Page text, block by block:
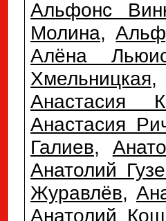
Альфонс
Молина,
Алёна
Хмельницкая
Анастасия
Анастасия
Галиев,
Анатолий
Журавлёв,
Анатолий